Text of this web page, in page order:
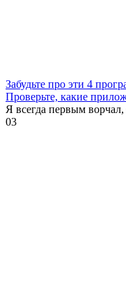
Забудьте про эти 4
Проверьте, какие
Я всегда первым
03